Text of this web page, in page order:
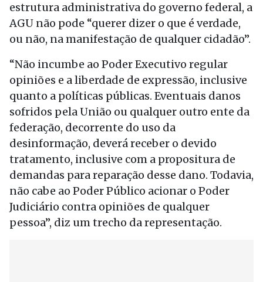
estrutura administrativa do governo federal, a
AGU não pode “querer dizer o que é verdade,
ou não, na manifestação de qualquer cidadão”.
“Não incumbe ao Poder Executivo regular
opiniões e a liberdade de expressão, inclusive
quanto a políticas públicas. Eventuais danos
sofridos pela União ou qualquer outro ente da
federação, decorrente do uso da
desinformação, deverá receber o devido
tratamento, inclusive com a propositura de
demandas para reparação desse dano. Todavia,
não cabe ao Poder Público acionar o Poder
Judiciário contra opiniões de qualquer
pessoa”, diz um trecho da representação.